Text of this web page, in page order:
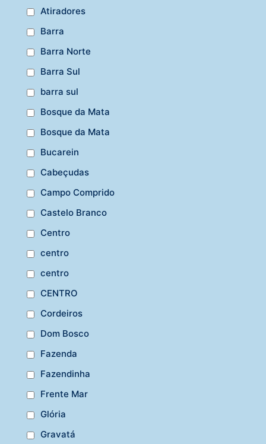
Atiradores
Barra
Barra Norte
Barra Sul
barra sul
Bosque da Mata
Bosque da Mata
Bucarein
Cabeçudas
Campo Comprido
Castelo Branco
Centro
centro
centro
CENTRO
Cordeiros
Dom Bosco
Fazenda
Fazendinha
Frente Mar
Glória
Gravatá